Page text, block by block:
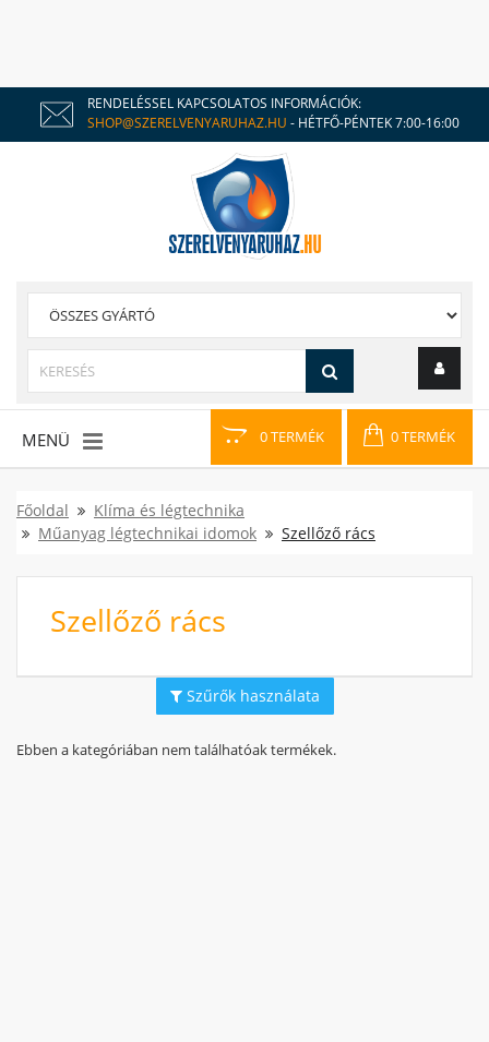
RENDELÉSSEL KAPCSOLATOS INFORMÁCIÓK:
SHOP@SZERELVENYARUHAZ.HU - HÉTFŐ-PÉNTEK 7:00-16:00
0 TERMÉK 0 TERMÉK
MENÜ
Főoldal
Klíma és légtechnika
Műanyag légtechnikai idomok
Szellőző rács
Szellőző rács
Szűrők használata
Ebben a kategóriában nem találhatóak termékek.